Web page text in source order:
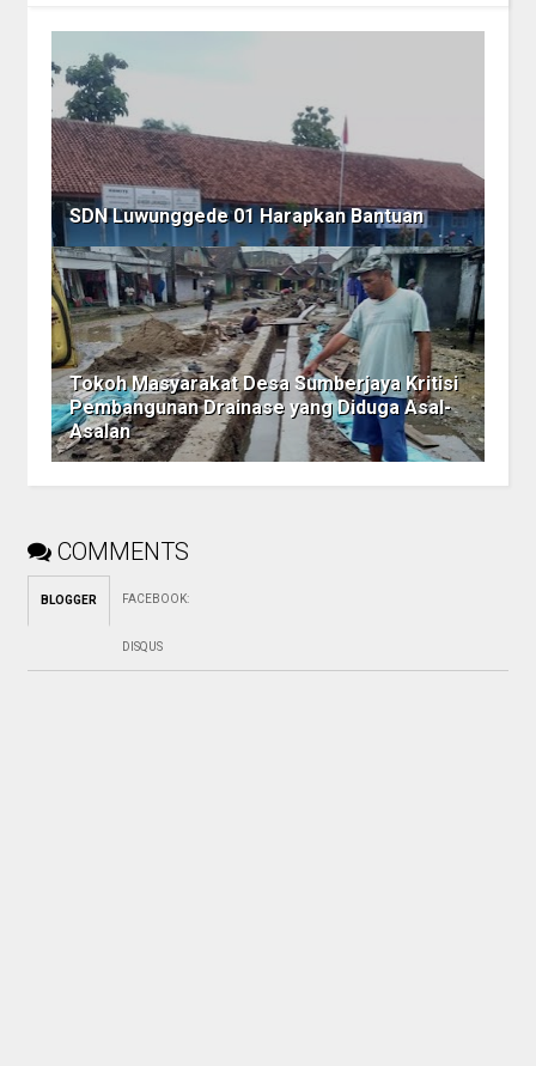
SDN Luwunggede 01 Harapkan Bantuan
Tokoh Masyarakat Desa Sumberjaya Kritisi
Pembangunan Drainase yang Diduga Asal-
Asalan
COMMENTS
BLOGGER FACEBOOK:
DISQUS